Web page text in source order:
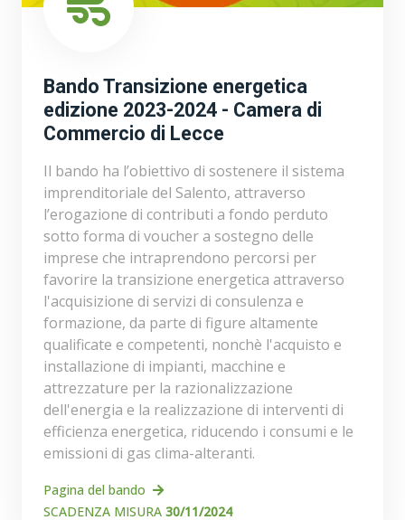
Bando Transizione energetica
edizione 2023-2024 - Camera di
Commercio di Lecce
Il bando ha l’obiettivo di sostenere il sistema
imprenditoriale del Salento, attraverso
l’erogazione di contributi a fondo perduto
sotto forma di voucher a sostegno delle
imprese che intraprendono percorsi per
favorire la transizione energetica attraverso
l'acquisizione di servizi di consulenza e
formazione, da parte di figure altamente
qualificate e competenti, nonchè l'acquisto e
installazione di impianti, macchine e
attrezzature per la razionalizzazione
dell'energia e la realizzazione di interventi di
efficienza energetica, riducendo i consumi e le
emissioni di gas clima-alteranti.
Pagina del bando
SCADENZA MISURA 30/11/2024